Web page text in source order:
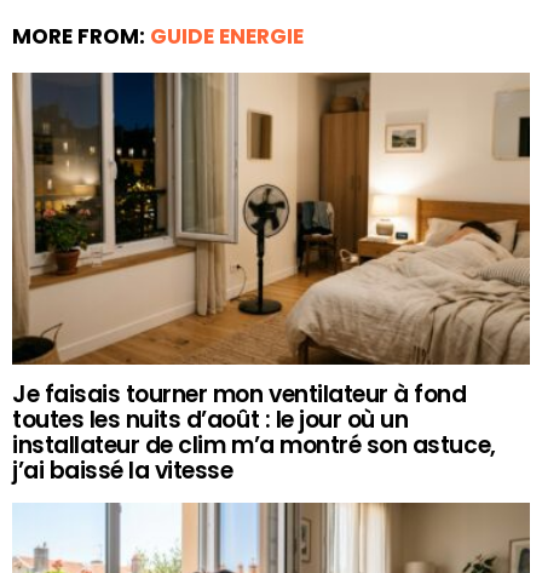
MORE FROM: GUIDE ENERGIE
Je faisais tourner mon ventilateur à fond
toutes les nuits d’août : le jour où un
installateur de clim m’a montré son astuce,
j’ai baissé la vitesse